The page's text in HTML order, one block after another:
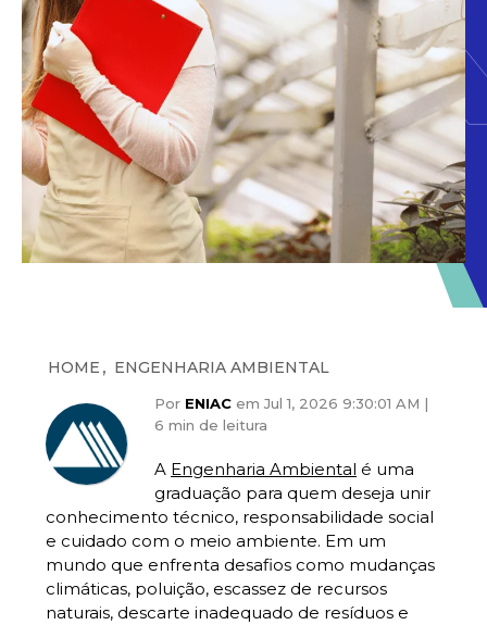
HOME , ENGENHARIA AMBIENTAL
Por ENIAC em Jul 1, 2026 9:30:01 AM |
6 min de leitura
A Engenharia Ambiental é uma
graduação para quem deseja unir
conhecimento técnico, responsabilidade social
e cuidado com o meio ambiente. Em um
mundo que enfrenta desafios como mudanças
climáticas, poluição, escassez de recursos
naturais, descarte inadequado de resíduos e